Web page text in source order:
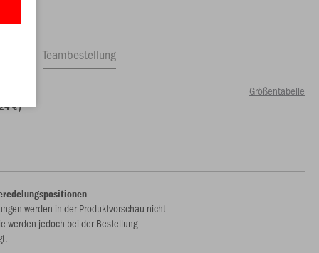
Teambestellung
Größentabelle
€)
werden in der Produktvorschau nicht
werden jedoch bei der Bestellung